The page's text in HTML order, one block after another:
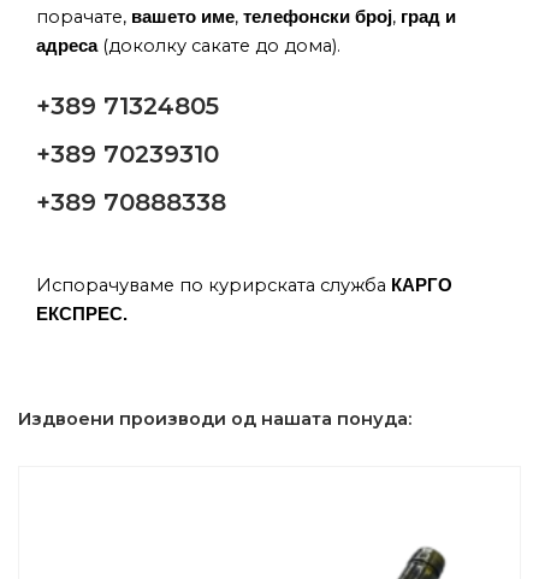
порачате, вашето име, телефонски број, град и
адреса(доколку сакате до дома).
+389 71324805
+389 70239310
+389 70888338
Испорачуваме по курирската служба КАРГО
ЕКСПРЕС.
Издвоени производи од нашата понуда: